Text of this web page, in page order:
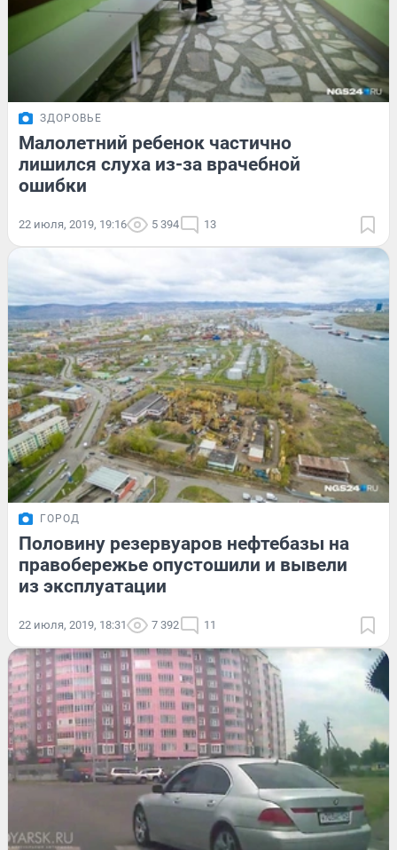
ЗДОРОВЬЕ
Малолетний ребенок частично
лишился слуха из-за врачебной
ошибки
22 июля, 2019, 19:16 5 394 13
ГОРОД
Половину резервуаров нефтебазы на
правобережье опустошили и вывели
из эксплуатации
22 июля, 2019, 18:31 7 392 11